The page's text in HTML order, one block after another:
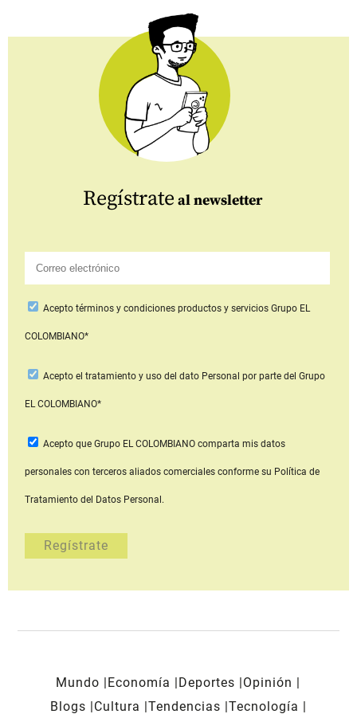
Regístrate al newsletter
Aceptotérminos y condiciones productos y serviciosGrupo EL
COLOMBIANO*
Acepto el tratamiento y uso del dato Personal por parte del Grupo
EL COLOMBIANO*
Acepto que Grupo EL COLOMBIANOcomparta mis datos
personales con terceros aliados comerciales conforme su Política de
Tratamiento del Datos Personal.
Mundo Economía Deportes
Opinión
Blogs
Cultura Tendencias Tecnología